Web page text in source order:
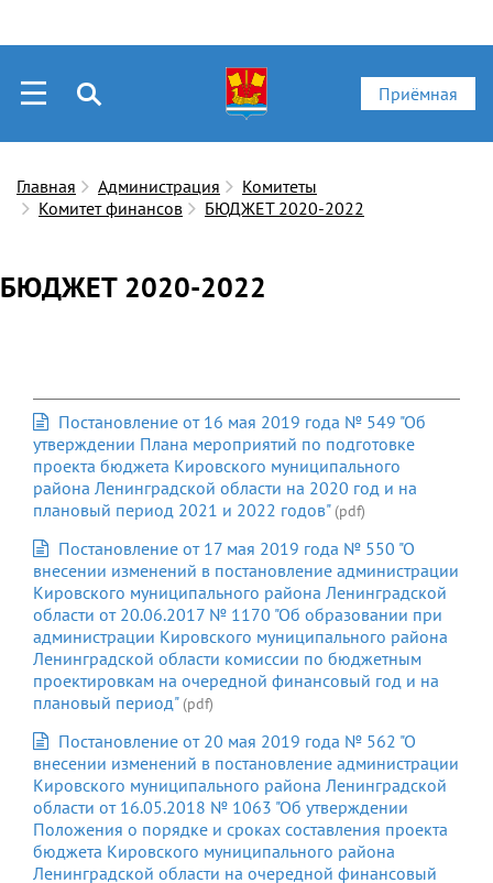
Приёмная
Главная Администрация
Комитеты
Комитет финансов
БЮДЖЕТ 2020-2022
БЮДЖЕТ 2020-2022
Постановление от 16 мая 2019 года № 549 "Об
утверждении Плана мероприятий по подготовке
проекта бюджета Кировского муниципального
района Ленинградской области на 2020 год и на
плановый период 2021 и 2022 годов" (pdf)
Постановление от 17 мая 2019 года № 550 "О
внесении изменений в постановление администрации
Кировского муниципального района Ленинградской
области от 20.06.2017 № 1170 "Об образовании при
администрации Кировского муниципального района
Ленинградской области комиссии по бюджетным
проектировкам на очередной финансовый год и на
плановый период" (pdf)
Постановление от 20 мая 2019 года № 562 "О
внесении изменений в постановление администрации
Кировского муниципального района Ленинградской
области от 16.05.2018 № 1063 "Об утверждении
Положения о порядке и сроках составления проекта
бюджета Кировского муниципального района
Ленинградской области на очередной финансовый